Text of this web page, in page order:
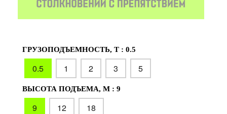
ГРУЗОПОДЪЕМНОСТЬ, Т : 0.5
0.5 1 2 3 5
ВЫСОТА ПОДЪЕМА, М : 9
9 12 18